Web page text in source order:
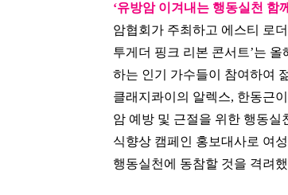
‘유방암 이겨내는 행동실천 함
암협회가 주최하고 에스티 로
투게더 핑크 리본 콘서트’는
하는 인기 가수들이 참여하여
클래지콰이의 알렉스, 한동근
암 예방 및 근절을 위한 행동실
식향상 캠페인 홍보대사로 여
행동실천에 동참할 것을 격려